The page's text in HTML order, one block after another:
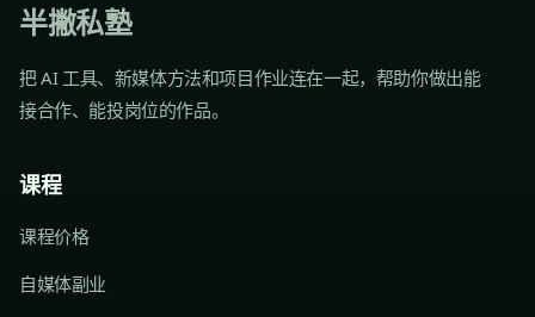
半撇私塾
把 AI 工具、新媒体方法和项目作业连在一起，帮助你做出能
接合作、能投岗位的作品。
课程
课程价格
自媒体副业